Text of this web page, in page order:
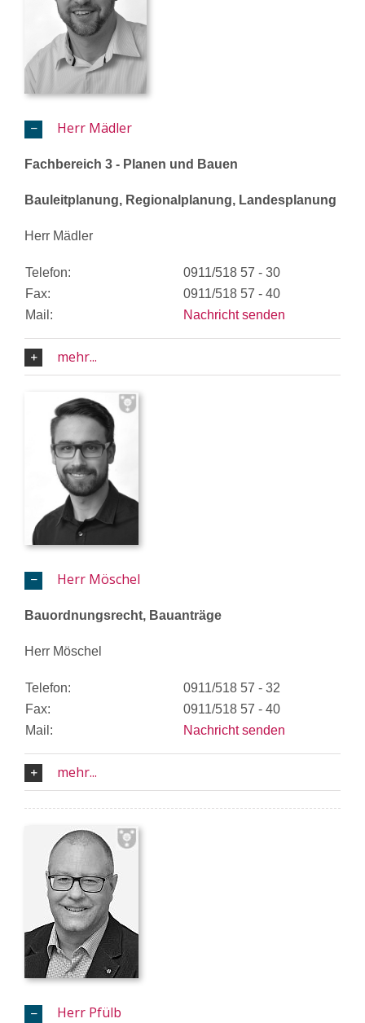
Herr Mädler
Fachbereich 3 - Planen und Bauen
Bauleitplanung, Regionalplanung, Landesplanung
Herr Mädler
Telefon:
0911/518 57 - 30
Fax:
0911/518 57 - 40
Mail:
Nachricht senden
mehr...
Herr Möschel
Bauordnungsrecht, Bauanträge
Herr Möschel
Telefon:
0911/518 57 - 32
Fax:
0911/518 57 - 40
Mail:
Nachricht senden
mehr...
Herr Pfülb